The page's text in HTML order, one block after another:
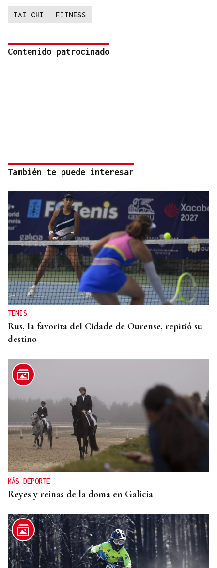
TAI CHI FITNESS
Contenido patrocinado
También te puede interesar
TENIS
Rus, la favorita del Cidade de Ourense, repitió su
destino
MÁS DEPORTE
Reyes y reinas de la doma en Galicia